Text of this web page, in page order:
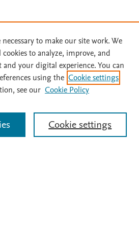
SLU, sus licenciantes y
los derechos, incluidos los de minería
prueba gratuita
to make our site work. We
to analyze, improve, and
your digital experience. You can
using the Cookie settings
see our Cookie Policy
Cookie settings